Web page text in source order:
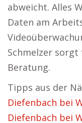
abweicht. Alles
Daten am
Schmelzer sorgt
Beratung.
Tipps aus der
Diefenbach bei
Diefenbach bei